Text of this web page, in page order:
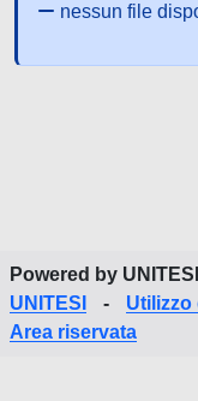
nessun file
Powered by UNITESI
UNITESI
- Utilizzo
Area riservata